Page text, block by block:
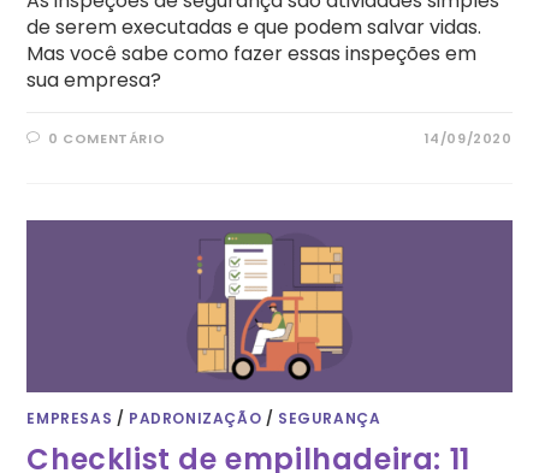
de serem executadas e que podem salvar vidas.
Mas você sabe como fazer essas inspeções em
sua empresa?
0 COMENTÁRIO 14/09/2020
EMPRESAS / PADRONIZAÇÃO / SEGURANÇA
Checklist de empilhadeira: 11